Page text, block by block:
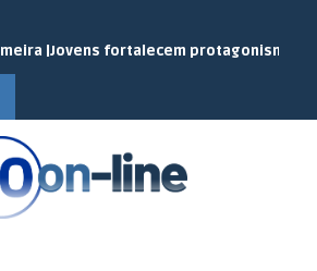
Jovens fortalecem protagonismo no